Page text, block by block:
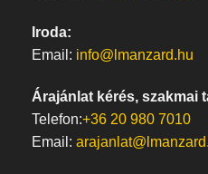
Iroda:
Email: info@lmanzard.hu
Árajánlat kérés, szakmai
Telefon:+36 20 980 7010
Email: